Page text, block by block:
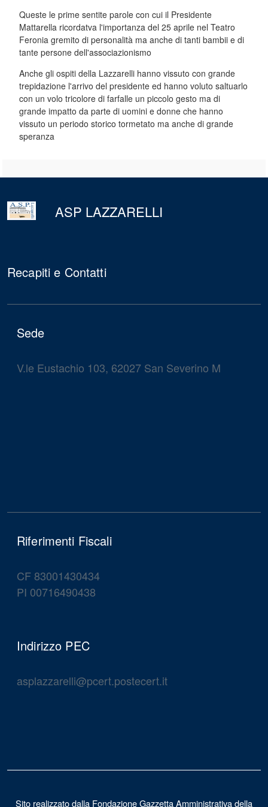
Queste le prime sentite parole con cui il Presidente
Mattarella ricordatva l'importanza del 25 aprile nel Teatro
Feronia gremito di personalità ma anche di tanti bambii e di
tante persone dell'associazionismo
Anche gli ospiti della Lazzarelli hanno vissuto con grande
trepidazione l'arrivo del presidente ed hanno voluto saltuarlo
con un volo tricolore di farfalle un piccolo gesto ma di
grande impatto da parte di uomini e donne che hanno
vissuto un periodo storico tormetato ma anche di grande
speranza
del
contenuto
ASP LAZZARELLI
Recapiti e Contatti
Sede
V.le Eustachio 103, 62027 San Severino M
Riferimenti Fiscali
CF 83001430434
PI 00716490438
Indirizzo PEC
asplazzarelli@pcert.postecert.it
Sito realizzato dalla Fondazione Gazzetta Amministrativa della